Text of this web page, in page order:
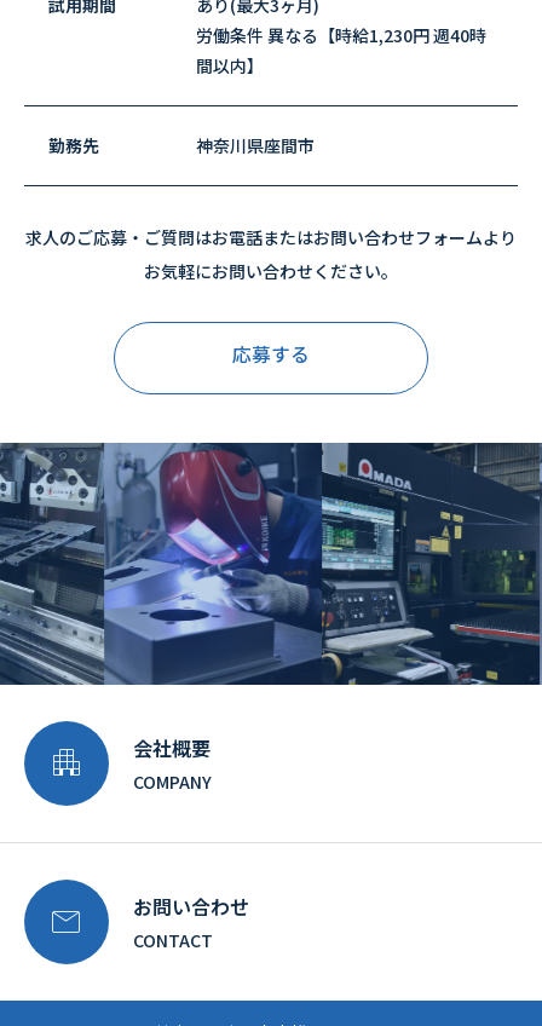
試用期間
あり(最大3ヶ月)
労働条件 異なる【時給1,230円 週40時
間以内】
勤務先 神奈川県座間市
求人のご応募・ご質問はお電話またはお問い合わせフォームより
お気軽にお問い合わせください。
応募する
 会社概要
COMPANY
 お問い合わせ
CONTACT